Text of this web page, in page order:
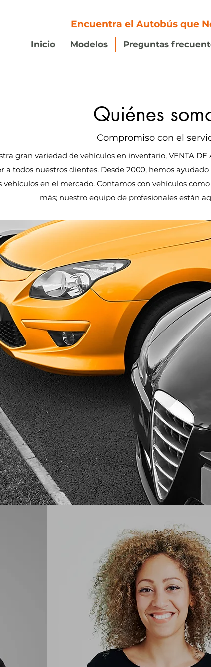
Encuentra el Autobús que
Inicio Modelos Preguntas
Quiénes
Compromiso con el
gran variedad de vehículos en inventario, VENTA DE
a todos nuestros clientes. Desde 2000, hemos
vehículos en el mercado. Contamos con vehículos como
más; nuestro equipo de profesionales están